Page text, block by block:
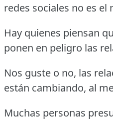
redes sociales no es el
Hay quienes piensan
ponen en peligro las
Nos guste o no, las
están cambiando, al
Muchas personas